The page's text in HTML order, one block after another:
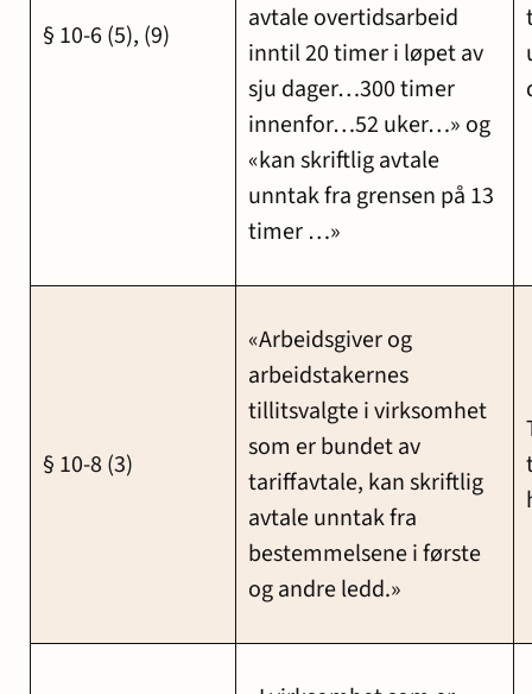
§ 10-6 (5), (9)
avtale overtidsarbeid
inntil 20 timer i løpet av
sju dager…300 timer
innenfor…52 uker…» og
«kan skriftlig avtale
unntak fra grensen på 13
timer …»
§ 10-8 (3)
«Arbeidsgiver og
arbeidstakernes
tillitsvalgte i virksomhet
som er bundet av
tariffavtale, kan skriftlig
avtale unntak fra
bestemmelsene i første
og andre ledd.»